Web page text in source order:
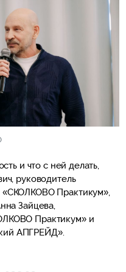
и что с ней делать,
руководитель
Практикум»,
Зайцева,
Практикум» и
АПГРЕЙД».